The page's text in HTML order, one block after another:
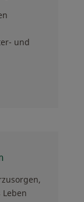
und